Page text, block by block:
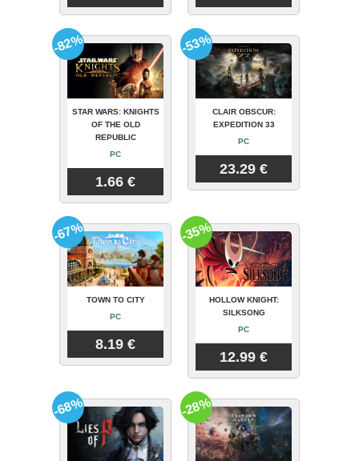
STAR WARS: KNIGHTS
OF THE OLD
REPUBLIC
PC
1.66 €
-82%
CLAIR OBSCUR:
EXPEDITION 33
PC
23.29 €
-53%
TOWN TO CITY
PC
8.19 €
-67%
HOLLOW KNIGHT:
SILKSONG
PC
12.99 €
-35%
-68% -28%